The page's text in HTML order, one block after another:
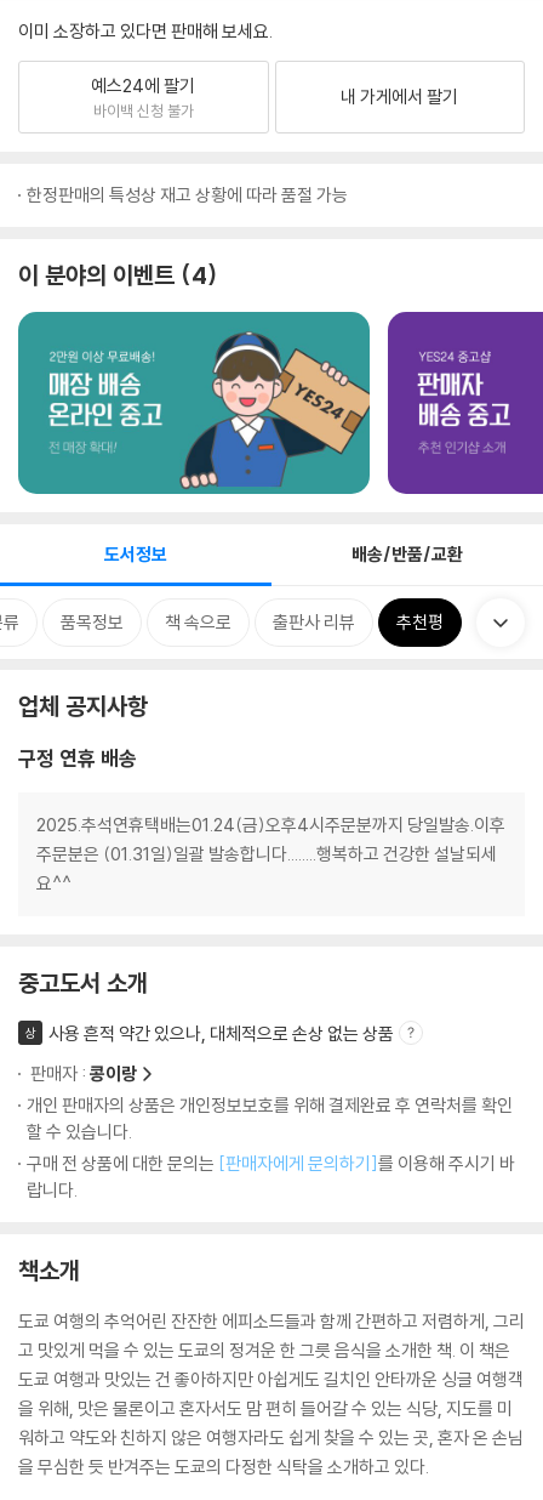
이미 소장하고 있다면 판매해 보세요.
예스24에 팔기
바이백 신청 불가
내 가게에서 팔기
한정판매의 특성상 재고 상황에 따라 품절 가능
이 분야의 이벤트 4
도서정보 배송/반품/교환
품목정보 책 속으로 출판사 리뷰 추천평
업체 공지사항
구정 연휴 배송
2025.추석연휴택배는01.24(금)오후4시주문분까지 당일발송.이후
주문분은 (01.31일)일괄 발송합니다........행복하고 건강한 설날되세
요^^
중고도서 소개
상
사용 흔적 약간 있으나, 대체적으로 손상 없는 상품
판매자 : 콩이랑
개인 판매자의 상품은 개인정보보호를 위해 결제완료 후 연락처를 확인
할 수 있습니다.
구매 전 상품에 대한 문의는 [판매자에게 문의하기]를 이용해 주시기 바
랍니다.
책소개
도쿄 여행의 추억어린 잔잔한 에피소드들과 함께 간편하고 저렴하게, 그리
고 맛있게 먹을 수 있는 도쿄의 정겨운 한 그릇 음식을 소개한 책. 이 책은
도쿄 여행과 맛있는 건 좋아하지만 아쉽게도 길치인 안타까운 싱글 여행객
을 위해, 맛은 물론이고 혼자서도 맘 편히 들어갈 수 있는 식당, 지도를 미
워하고 약도와 친하지 않은 여행자라도 쉽게 찾을 수 있는 곳, 혼자 온 손님
을 무심한 듯 반겨주는 도쿄의 다정한 식탁을 소개하고 있다.